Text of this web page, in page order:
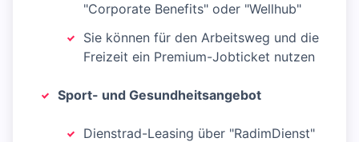
"Corporate Benefits" oder "Wellhub"
Sie können für den Arbeitsweg und die
Freizeit ein Premium-Jobticket nutzen
Sport- und Gesundheitsangebot
Dienstrad-Leasing über "RadimDienst"